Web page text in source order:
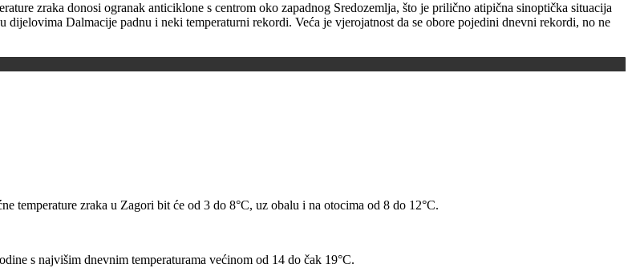
zraka donosi ogranak anticiklone s centrom oko zapadnog Sredozemlja, što je prilično atipična sinoptička situacija
Dalmacije padnu i neki temperaturni rekordi. Veća je vjerojatnost da se obore pojedini dnevni rekordi, no ne
temperature zraka u Zagori bit će od 3 do 8°C, uz obalu i na otocima od 8 do 12°C.
s najvišim dnevnim temperaturama većinom od 14 do čak 19°C.